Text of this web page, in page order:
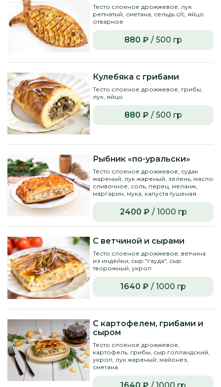
Тесто слоеное дрожжевое, лук
репчатый, сметана, сельдь с/c, яйцо
отварное
880 ₽ / 500 гр
Кулебяка с грибами
Тесто слоеное дрожжевое, грибы,
лук, яйцо
880 ₽ / 500 гр
Рыбник «по-уральски»
Тесто слоеное дрожжевое, судак
жареный, лук жареный, зелень, масло
сливочное, соль, перец, меланж,
маргарин, мука, капуста тушеная
2400 ₽ / 1000 гр
С ветчиной и сырами
Тесто слоеное дрожжевое, ветчина
из индейки, сыр "гауда", сыр
творожный, укроп
1640 ₽ / 1000 гр
С картофелем, грибами и
сыром
Тесто слоеное дрожжевое,
картофель, грибы, сыр голландский,
укроп, лук жареный, майонез,
сметана